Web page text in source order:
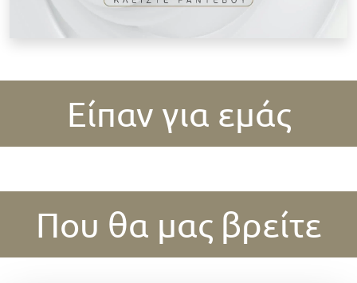
Είπαν για εμάς
Που θα μας βρείτε